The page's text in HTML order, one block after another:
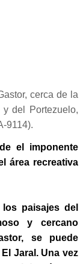
cerca de la
del Portezuelo,
9114).
el imponente
área recreativa
paisajes del
y cercano
se puede
Jaral. Una vez